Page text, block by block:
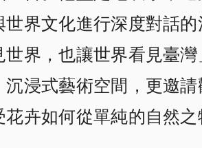
世界文化進行深度對話
世界，也讓世界看見臺
沉浸式藝術空間，更邀
花卉如何從單純的自然